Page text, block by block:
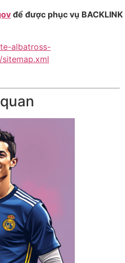
để được phục vụ BACKLINK
albatross-